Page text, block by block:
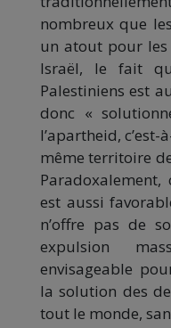
nombreux que
un atout pour
Israël, le fait
Palestiniens est
donc «
l’apartheid,
même territoire
est aussi
n’offre pas de
expulsion
envisageable
la solution des
tout le monde,